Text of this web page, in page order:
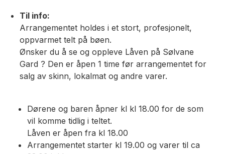
Til info:
Arrangementet holdes i et stort, profesjonelt,
oppvarmet telt på bøen.
Ønsker du å se og oppleve Låven på Sølvane
Gard ? Den er åpen 1 time før arrangementet for
salg av skinn, lokalmat og andre varer.
Dørene og baren åpner kl kl 18.00 for de som
vil komme tidlig i teltet.
Låven er åpen fra kl 18.00
Arrangementet starter kl 19.00 og varer til ca